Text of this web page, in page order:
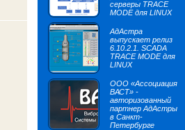
серверы TRACE
MODE для LINUX
АдАстра
выпускает релиз
6.10.2.1. SCADA
TRACE MODE для
LINUX
ООО «Ассоциация
ВАСТ» -
авторизованный
партнер АдАстры
в Санкт-
Петербурге